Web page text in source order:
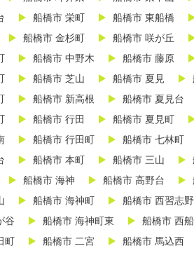
船橋市 栄町 船橋市 東船橋
船橋市 金杉町 船橋市 咲が丘
船橋市 中野木 船橋市 藤原
船橋市 芝山 船橋市 夏見
船橋市 新高根 船橋市 夏見台
船橋市 行田 船橋市 夏見町
船橋市 行田町 船橋市 七林町
船橋市 本町 船橋市 三山
船橋市 海神 船橋市 高野台
船橋市 海神町 船橋市 西習志野
谷
船橋市 海神町東 船橋市 西船
町
船橋市 二宮 船橋市 馬込西